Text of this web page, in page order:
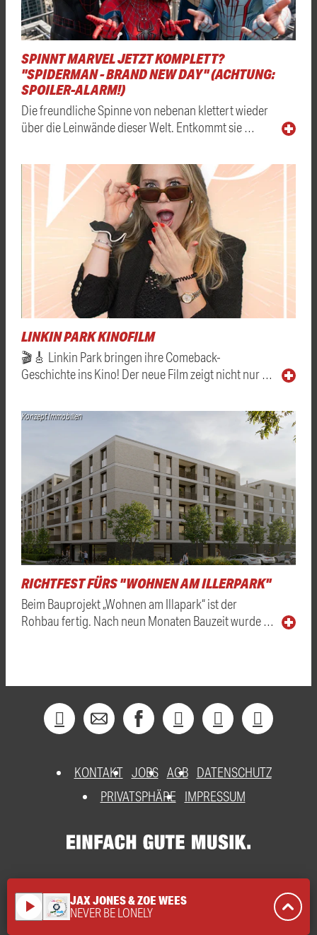
SPINNT MARVEL JETZT KOMPLETT?
"SPIDERMAN - BRAND NEW DAY" (ACHTUNG:
SPOILER-ALARM!)
Die freundliche Spinne von nebenan klettert wieder
über die Leinwände dieser Welt. Entkommt sie …
LINKIN PARK KINOFILM
🎬🎸 Linkin Park bringen ihre Comeback-
Geschichte ins Kino! Der neue Film zeigt nicht nur …
Konzept Immobilien
RICHTFEST FÜRS "WOHNEN AM ILLERPARK"
Beim Bauprojekt „Wohnen am Illapark“ ist der
Rohbau fertig. Nach neun Monaten Bauzeit wurde …
KONTAKT JOBS AGB DATENSCHUTZ
PRIVATSPHÄRE
IMPRESSUM
play_arrow JAX JONES & ZOE WEES
NEVER BE LONELY